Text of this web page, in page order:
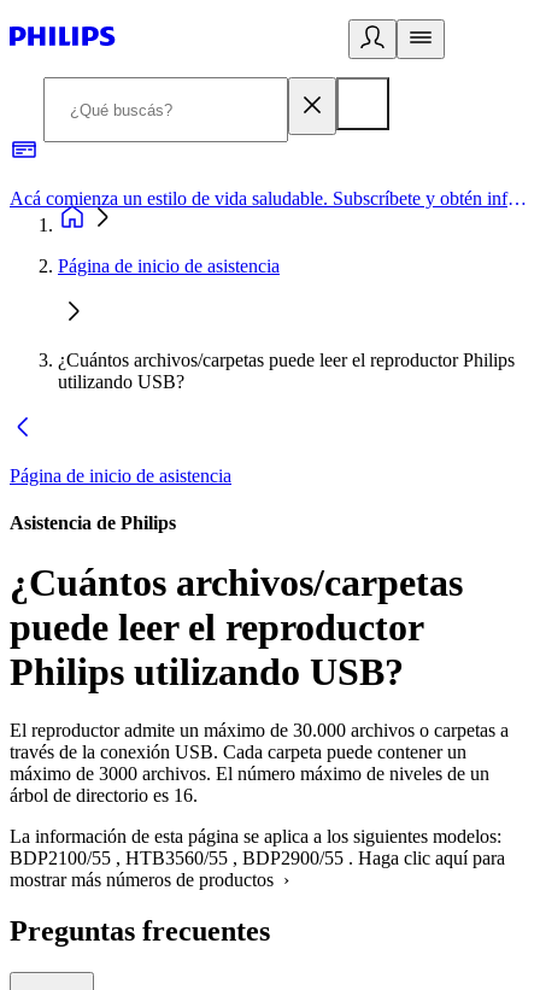
Acá comienza un estilo de vida saludable. Subscríbete y obtén información de primera mano
Página de inicio de asistencia
¿Cuántos archivos/carpetas puede leer el reproductor Philips
utilizando USB?
Página de inicio de asistencia
Asistencia de Philips
¿Cuántos archivos/carpetas
puede leer el reproductor
Philips utilizando USB?
El reproductor admite un máximo de 30.000 archivos o carpetas a
través de la conexión USB. Cada carpeta puede contener un
máximo de 3000 archivos. El número máximo de niveles de un
árbol de directorio es 16.
La información de esta página se aplica a los siguientes modelos:
BDP2100/55 , HTB3560/55 , BDP2900/55 . Haga clic aquí para
mostrar más números de productos ›
Preguntas frecuentes